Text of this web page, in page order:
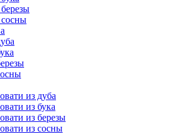
из дуба
из бука
из березы
из сосны